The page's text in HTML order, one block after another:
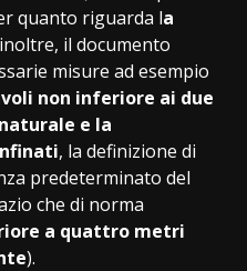
quanto riguarda la
il documento
misure ad esempio
non inferiore ai due
e la
, la definizione di
predeterminato del
che di norma
a quattro metri
).